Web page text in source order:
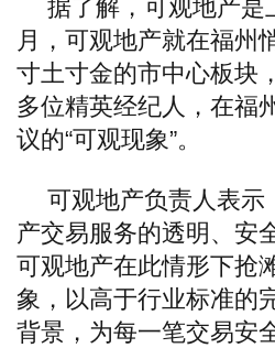
据了解，可观地产是
月，可观地产就在福州
寸土寸金的市中心板块
多位精英经纪人，在福
议的“可观现象”。
可观地产负责人表示
产交易服务的透明、安
可观地产在此情形下抢
象，以高于行业标准的
背景，为每一笔交易安